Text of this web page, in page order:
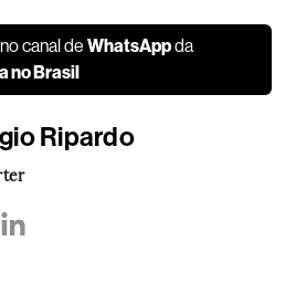
canal deWhatsAppda
no Brasil
Ripardo